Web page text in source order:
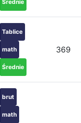
Średnie
Tablice
math
Średnie
369
brut
math